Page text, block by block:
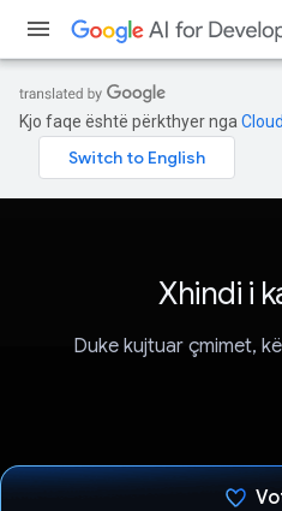
Kjo faqe është përkthyer nga
Xhindi i
Duke kujtuar çmimet,